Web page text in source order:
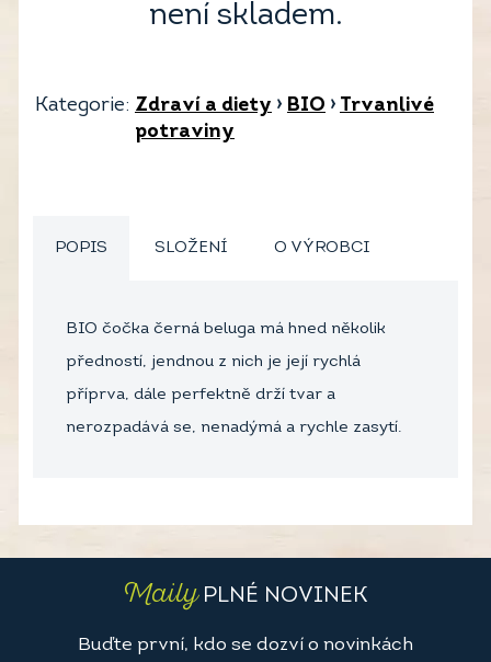
není skladem.
Kategorie: Zdraví a diety › BIO › Trvanlivé
potraviny
POPIS SLOŽENÍ O VÝROBCI
BIO čočka černá beluga má hned několik
předností, jendnou z nich je její rychlá
příprva, dále perfektně drží tvar a
nerozpadává se, nenadýmá a rychle zasytí.
MailyPLNÉ NOVINEK
Buďte první, kdo se dozví o novinkách